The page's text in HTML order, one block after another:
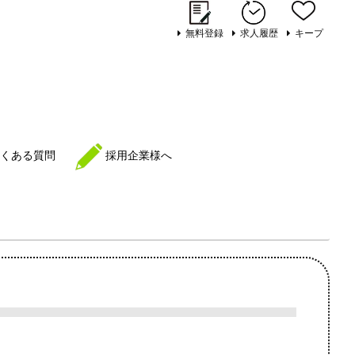
ある質問 採用企業様へ
無料登録 求人履歴 キープ